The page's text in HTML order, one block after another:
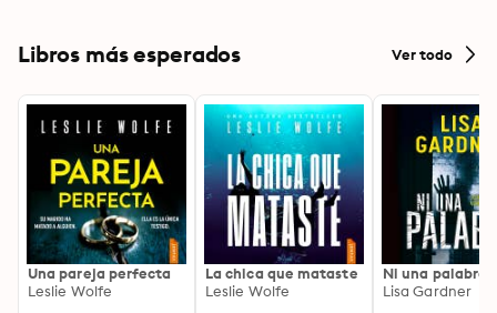
Libros más esperados Ver todo
Una pareja perfecta
Leslie Wolfe
La chica que mataste
Leslie Wolfe
Ni una palabra
Lisa Gardner